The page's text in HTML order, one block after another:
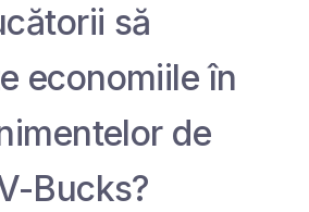
să
economiile în
de
Bucks?